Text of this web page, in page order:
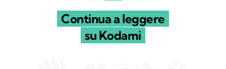
Continua a leggere
su Kodami